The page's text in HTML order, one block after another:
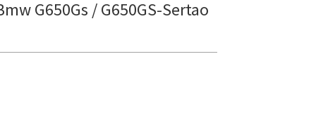
G650Gs / G650GS-Sertao